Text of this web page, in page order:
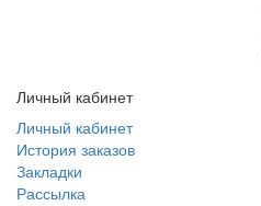
Личный кабинет
Личный кабинет
История заказов
Закладки
Рассылка